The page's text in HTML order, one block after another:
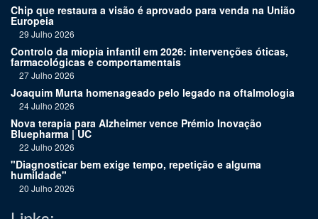
Chip que restaura a visão é aprovado para venda na União
Europeia
29 Julho 2026
Controlo da miopia infantil em 2026: intervenções óticas,
farmacológicas e comportamentais
27 Julho 2026
Joaquim Murta homenageado pelo legado na oftalmologia
24 Julho 2026
Nova terapia para Alzheimer vence Prémio Inovação
Bluepharma | UC
22 Julho 2026
"Diagnosticar bem exige tempo, repetição e alguma
humildade"
20 Julho 2026